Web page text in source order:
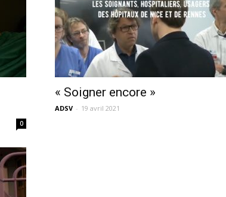
0
« Soigner encore »
ADSV - 19 avril 2021